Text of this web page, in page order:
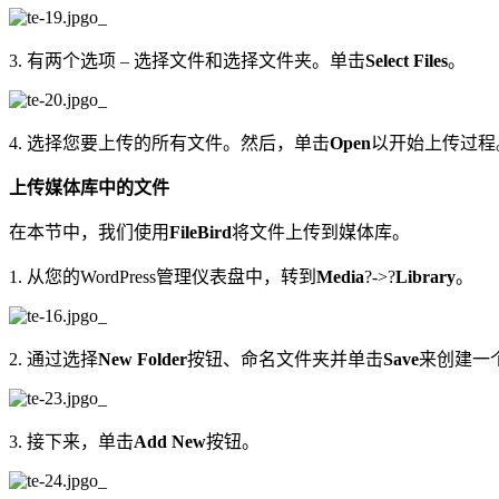
3. 有两个选项 – 选择文件和选择文件夹。单击Select Files。
4. 选择您要上传的所有文件。然后，单击Open以开始上传过程
上传媒体库中的文件
在本节中，我们使用FileBird将文件上传到媒体库。
1. 从您的WordPress管理仪表盘中，转到 Media?->?Library。
2. 通过选择New Folder按钮、命名文件夹并单击Save来创建一
3. 接下来，单击Add New按钮。